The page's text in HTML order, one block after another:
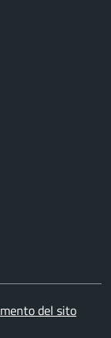
del sito